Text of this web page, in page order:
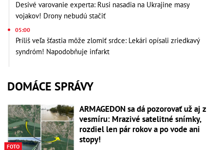
Desivé varovanie experta: Rusi nasadia na Ukrajine masy
vojakov! Drony nebudú stačiť
05:00
Príliš veľa šťastia môže zlomiť srdce: Lekári opísali zriedkavý
syndróm! Napodobňuje infarkt
DOMÁCE SPRÁVY
FOTO
ARMAGEDON sa dá pozorovať už aj z
vesmíru: Mrazivé satelitné snímky,
rozdiel len pár rokov a po vode ani
stopy!